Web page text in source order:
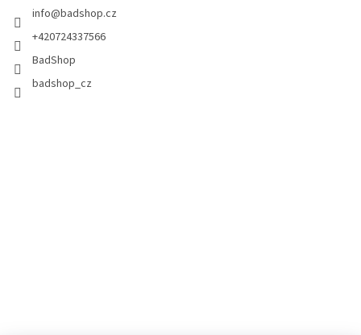
info@badshop.cz
+420724337566
BadShop
badshop_cz